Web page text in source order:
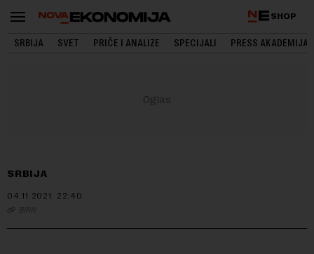
SHOP
SRBIJA SVET PRIČE I ANALIZE SPECIJALI PRESS AKADEMIJA
SRBIJA
04.11.2021. 22:40
BIRN